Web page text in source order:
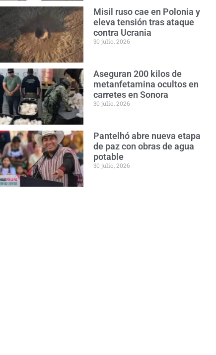
Misil ruso cae en Polonia y
eleva tensión tras ataque
contra Ucrania
30 julio, 2026
Aseguran 200 kilos de
metanfetamina ocultos en
carretes en Sonora
30 julio, 2026
Pantelhó abre nueva etapa
de paz con obras de agua
potable
30 julio, 2026